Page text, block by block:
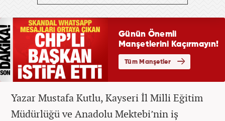
Yazar Mustafa Kutlu, Kayseri İl Milli Eğitim
Müdürlüğü ve Anadolu Mektebi’nin iş